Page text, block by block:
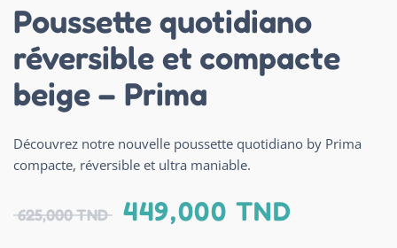
Poussette quotidiano
réversible et compacte
beige – Prima
Découvrez notre nouvelle poussette quotidiano by Prima
compacte, réversible et ultra maniable.
625,000TND 449,000 TND